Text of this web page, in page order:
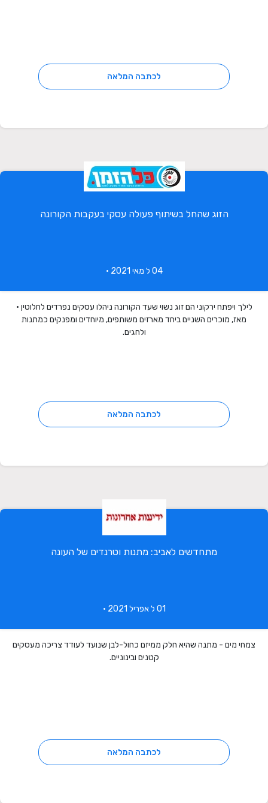
לכתבה המלאה
הזוג שהחל בשיתוף פעולה עסקי בעקבות הקורונה
04 ל מאי 2021 •
לילך ויפתח ירקוני הם זוג נשוי שעד הקורונה ניהלו עסקים נפרדים לחלוטין •
מאז, מוכרים השניים ביחד מארזים משותפים, מיוחדים ומפנקים כמתנות
ולחגים.
לכתבה המלאה
מתחדשים לאביב: מתנות וטרנדים של העונה
צמחי מים - מתנה שהיא חלק ממיזם כחול-לבן שנועד לעודד צריכה מעסקים
קטנים ובינוניים.
לכתבה המלאה